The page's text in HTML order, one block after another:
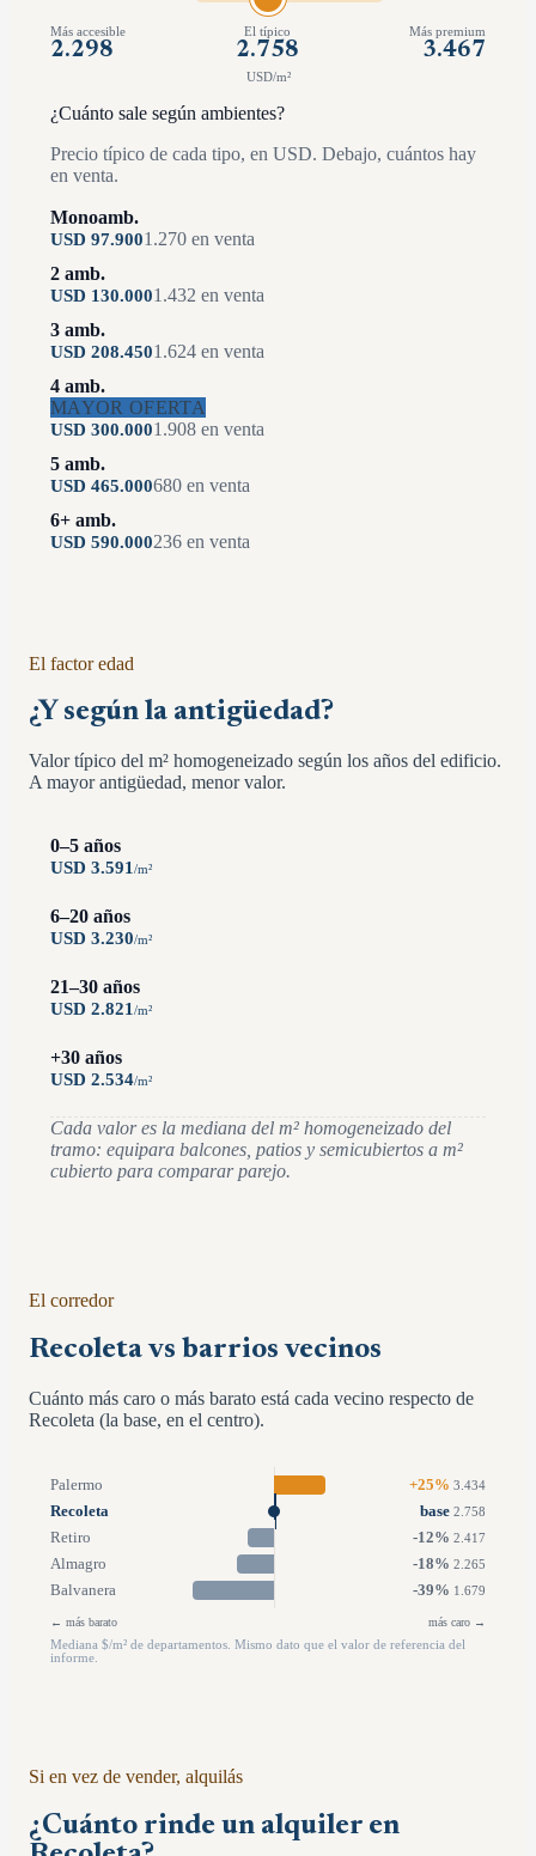
Más accesible
2.298
El típico
2.758
Más premium
3.467
USD/m²
¿Cuánto sale según ambientes?
Precio típico de cada tipo, en USD. Debajo, cuántos hay
en venta.
Monoamb.
USD 97.9001.270 en venta
2 amb.
USD 130.0001.432 en venta
3 amb.
USD 208.4501.624 en venta
4 amb.
MAYOR OFERTA
USD 300.0001.908 en venta
5 amb.
USD 465.000680 en venta
6+ amb.
USD 590.000236 en venta
El factor edad
¿Y según la antigüedad?
Valor típico del m² homogeneizado según los años del edificio.
A mayor antigüedad, menor valor.
0–5 años
USD 3.591/m²
6–20 años
USD 3.230/m²
21–30 años
USD 2.821/m²
+30 años
USD 2.534/m²
Cada valor es la mediana del m² homogeneizado del
tramo: equipara balcones, patios y semicubiertos a m²
cubierto para comparar parejo.
El corredor
Recoleta vs barrios vecinos
Cuánto más caro o más barato está cada vecino respecto de
Recoleta (la base, en el centro).
Palermo +25% 3.434
Recoleta base 2.758
Retiro -12% 2.417
Almagro -18% 2.265
Balvanera -39% 1.679
← más barato
más caro →
Mediana $/m² de departamentos. Mismo dato que el valor de referencia del
informe.
Si en vez de vender, alquilás
¿Cuánto rinde un alquiler en